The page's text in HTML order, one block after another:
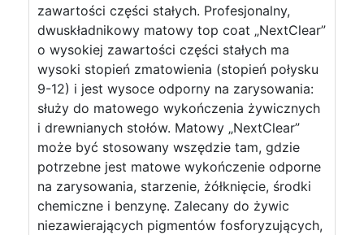
zawartości części stałych. Profesjonalny,
dwuskładnikowy matowy top coat „NextClear”
o wysokiej zawartości części stałych ma
wysoki stopień zmatowienia (stopień połysku
9-12) i jest wysoce odporny na zarysowania:
służy do matowego wykończenia żywicznych
i drewnianych stołów. Matowy „NextClear”
może być stosowany wszędzie tam, gdzie
potrzebne jest matowe wykończenie odporne
na zarysowania, starzenie, żółknięcie, środki
chemiczne i benzynę. Zalecany do żywic
niezawierających pigmentów fosforyzujących,